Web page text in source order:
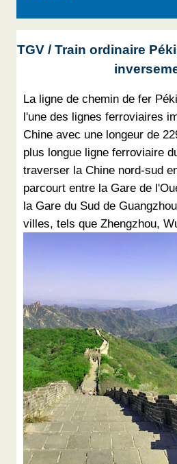
TGV / Train ordinaire
La ligne de chemin de fer
l'une des lignes ferroviaires
Chine avec une longeur de
plus longue ligne ferroviaire
traverser la Chine nord-sud
parcourt entre la Gare de
la Gare du Sud de
villes, tels que Zhengzhou,